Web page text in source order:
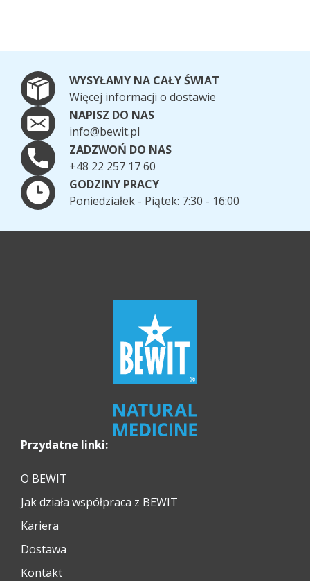
WYSYŁAMY NA CAŁY ŚWIAT
Więcej informacji o dostawie
NAPISZ DO NAS
info@bewit.pl
ZADZWOŃ DO NAS
+48 22 257 17 60
GODZINY PRACY
Poniedziałek - Piątek: 7:30 - 16:00
Przydatne linki:
O BEWIT
Jak działa współpraca z BEWIT
Kariera
Dostawa
Kontakt